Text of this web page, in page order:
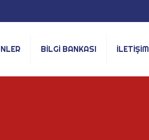
BİLGİ BANKASI İLETİŞİM